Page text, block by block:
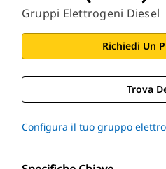
Gruppi Elettrogeni Diesel
Richiedi Un
Trova
Configura il tuo gruppo